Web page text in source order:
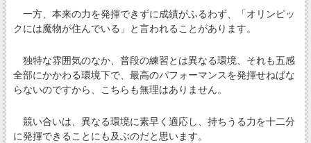
一方、本来の力を発揮できずに成績がふるわず、「オリンピッ
クには魔物が住んでいる」と言われることがあります。
独特な雰囲気のなか、普段の練習とは異なる環境、それも五感
全部にかかわる環境下で、最高のパフォーマンスを発揮せねばな
らないのですから、こちらも無理はありません。
競い合いは、異なる環境に素早く適応し、持ちうる力を十二分
に発揮できることにも及ぶのだと思います。